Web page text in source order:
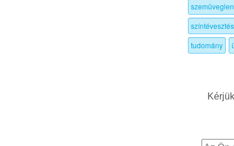
színtévesztés
tudomány